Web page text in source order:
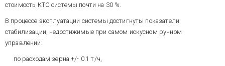
дистанционное
управление оборудованием
линии размола, трех
пневмотранспортных систем и
(пуск, останов, аварийные
интерактивную настройку и
стоимость КТС системы почти на 30 %.
В процессе эксплуатации системы достигнуты показатели
стабилизации, недостижимые при самом искусном ручном
управлении:
по расходам зерна +/- 0.1 т/ч,